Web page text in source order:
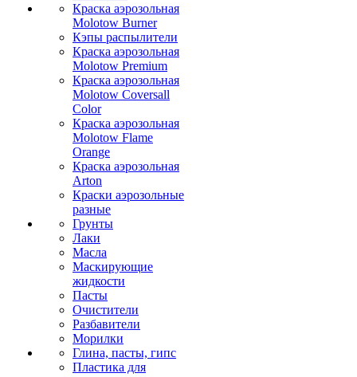
Краска аэрозольная
Molotow Burner
Кэпы распылители
Краска аэрозольная
Molotow Premium
Краска аэрозольная
Molotow Coversall
Color
Краска аэрозольная
Molotow Flame
Orange
Краска аэрозольная
Arton
Краски аэрозольные
разные
Грунты
Лаки
Масла
Маскирующие
жидкости
Пасты
Очистители
Разбавители
Морилки
Глина, пасты, гипс
Пластика для